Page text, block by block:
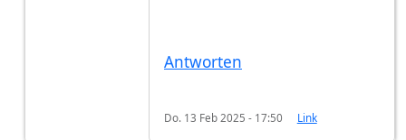
Antworten
Do. 13 Feb 2025 - 17:50 Link